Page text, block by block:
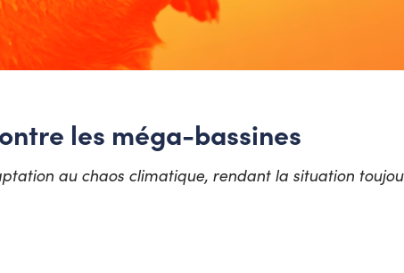
les méga-bassines
au chaos climatique, rendant la situation